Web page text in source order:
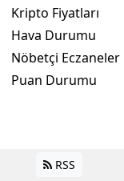
Kripto Fiyatları
Hava Durumu
Nöbetçi Eczaneler
Puan Durumu
RSS